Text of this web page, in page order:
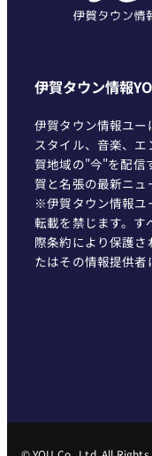
伊賀タウン情報
伊賀タウン情報ユー
スタイル、音楽、
賀地域の"今"を配信
賀と名張の最新ニュ
※伊賀タウン情報ユ
転載を禁じます。す
際条約により保護
たはその情報提供者